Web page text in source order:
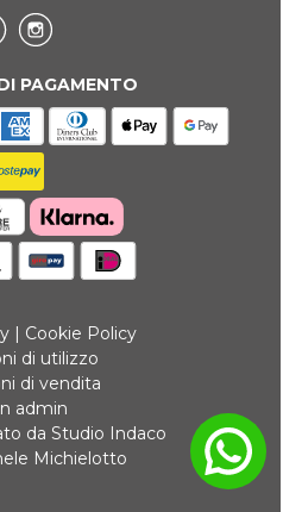
PAGAMENTO
| Cookie Policy
di utilizzo
di vendita
admin
da Studio Indaco
Michielotto